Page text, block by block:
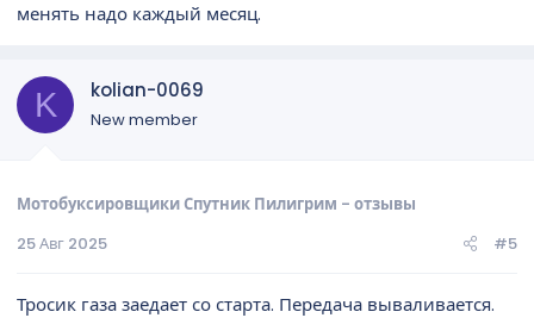
менять надо каждый месяц.
K kolian-0069
New member
Мотобуксировщики Спутник Пилигрим - отзывы
25 Авг 2025
#5
Тросик газа заедает со старта. Передача вываливается.